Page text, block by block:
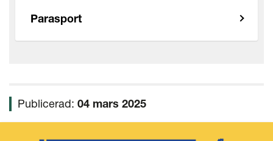
Parasport
Publicerad: 04 mars 2025